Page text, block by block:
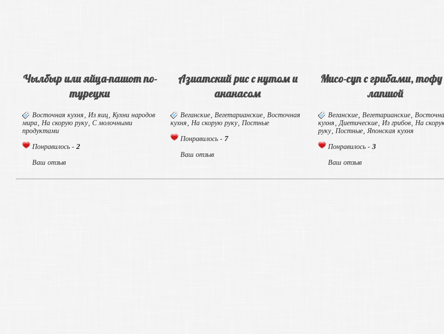
Чылбыр или яйца-пашот по-
турецки
Восточная кухня ,Из яиц,Кухни народов
мира,На скорую руку,С молочными
продуктами
Понравилось - 2
Ваш отзыв
Азиатский рис с нутом и
ананасом
Веганские, Вегетарианские, Восточная
кухня , На скорую руку, Постные
Понравилось -7
Ваш отзыв
Мисо-суп с грибами,
лапшой
Веганские,Вегетарианские,
кухня ,Диетические,Из грибов,На
руку,Постные,Японская кухня
Понравилось - 3
Ваш отзыв